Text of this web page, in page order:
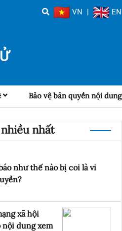
VN | EN
Bảo vệ bản quyền nội dung
nhất
như thế nào bị coi là vi
xã hội
dung xem